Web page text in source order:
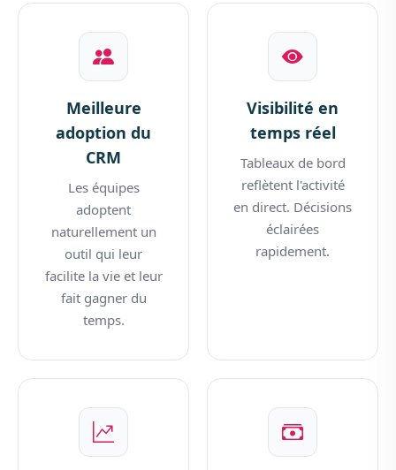
Meilleure
adoption du
CRM
Les équipes
adoptent
naturellement un
outil qui leur
facilite la vie et leur
fait gagner du
temps.
Visibilité en
temps réel
Tableaux de bord
reflètent l'activité
en direct. Décisions
éclairées
rapidement.